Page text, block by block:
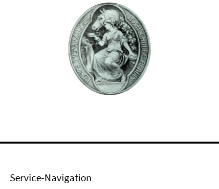
Service-Navigation